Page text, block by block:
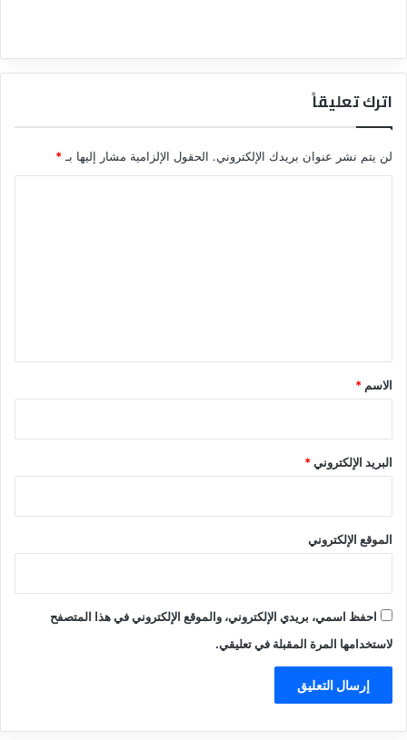
اترك تعليقاً
لن يتم نشر عنوان بريدك الإلكتروني. الحقول الإلزامية مشار إليها بـ *
*
الاسم *
البريد الإلكتروني*
الموقع الإلكتروني
احفظ اسمي، بريدي الإلكتروني، والموقع الإلكتروني في هذا المتصفح
لاستخدامها المرة المقبلة في تعليقي.